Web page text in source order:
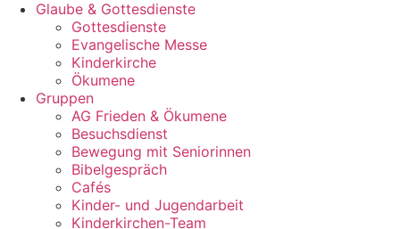
Glaube & Gottesdienste
Gottesdienste
Evangelische Messe
Kinderkirche
Ökumene
Gruppen
AG Frieden & Ökumene
Besuchsdienst
Bewegung mit Seniorinnen
Bibelgespräch
Cafés
Kinder- und Jugendarbeit
Kinderkirchen-Team